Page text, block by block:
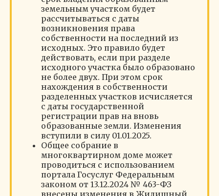
земельным участком будет
рассчитываться с даты
возникновения права
собственности на последний из
исходных. Это правило будет
действовать, если при разделе
исходного участка было образовано
не более двух. При этом срок
нахождения в собственности
разделенных участков исчисляется
с даты государственной
регистрации прав на вновь
образованные земли. Изменения
вступили в силу 01.01.2025.
Общее собрание в
многоквартирном доме может
проводиться с использованием
портала Госуслуг Федеральным
законом от 13.12.2024 № 463-ФЗ
внесены изменения в Жилищный